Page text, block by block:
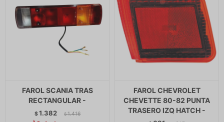
FAROL SCANIA TRAS
RECTANGULAR -
$1.382 $ 1.416
FAROL CHEVROLET
CHEVETTE 80-82 PUNTA
TRASERO IZQ HATCH -